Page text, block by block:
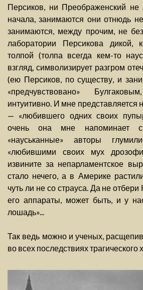
Персиков, ни Преображенский не
начала, занимаются они отнюдь
занимаются, между прочим, не
лаборатории Персикова дикой,
толпой (толпа всегда кем-то
взгляд, символизирует разгром
(ею Персиков, по существу, и
«предчувствовано»
интуитивно. И мне представляется
— «любившего одних своих
очень она мне напоминает
«науськанные» авторы
«любившими своих мух
извините за непарламентское
стало нечего, а в Америке
чуть ли не со страуса. Да не
его аппараты, может быть, и у
лошадь»...
Так ведь можно и ученых,
во всех последствиях трагического